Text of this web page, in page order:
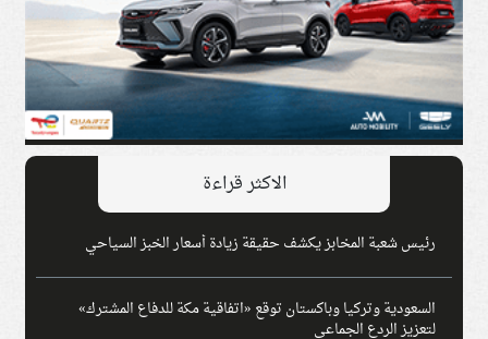
الاكثر قراءة
رئيس شعبة المخابز يكشف حقيقة زيادة أسعار الخبز السياحي
السعودية وتركيا وباكستان توقع «اتفاقية مكة للدفاع المشترك»
لتعزيز الردع الجماعي